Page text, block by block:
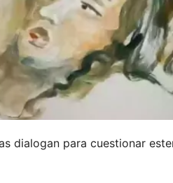
dialogan para cuestionar